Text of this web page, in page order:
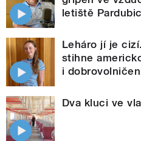
letiště
Leháro jí je
stihne
i
Dva kluci ve